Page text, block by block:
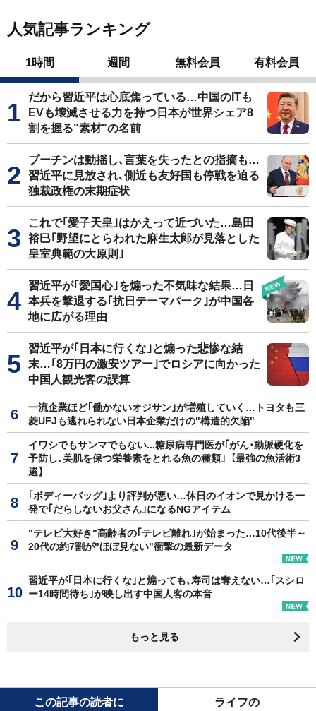
人気記事ランキング
1時間 週間 無料会員 有料会員
だから習近平は心底焦っている…中国のITも
EVも壊滅させる力を持つ日本が世界シェア8
割を握る"素材"の名前
プーチンは動揺し､言葉を失ったとの指摘も…
習近平に見放され､側近も友好国も停戦を迫る
独裁政権の末期症状
これで｢愛子天皇｣はかえって近づいた…島田
裕巳｢野望にとらわれた麻生太郎が見落とした
皇室典範の大原則｣
習近平が｢愛国心｣を煽った不気味な結果…日
本兵を撃退する｢抗日テーマパーク｣が中国各
地に広がる理由
習近平が｢日本に行くな｣と煽った悲惨な結
末…｢8万円の激安ツアー｣でロシアに向かった
中国人観光客の誤算
一流企業ほど｢働かないオジサン｣が増殖していく…トヨタも三
菱UFJも逃れられない日本企業だけの"構造的欠陥"
イワシでもサンマでもない...糖尿病専門医が｢がん･動脈硬化を
予防し､美肌を保つ栄養素をとれる魚の種類｣【最強の魚活術3
選】
｢ボディーバッグ｣より評判が悪い…休日のイオンで見かける一
発で｢だらしないお父さん｣になるNGアイテム
"テレビ大好き"高齢者の｢テレビ離れ｣が始まった…10代後半～
20代の約7割が"ほぼ見ない"衝撃の最新データ
習近平が｢日本に行くな｣と煽っても､寿司は奪えない…｢スシロ
ー14時間待ち｣が映し出す中国人客の本音
もっと見る
この記事の読者に ライフの